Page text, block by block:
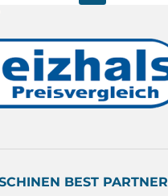
BEST PARTNER